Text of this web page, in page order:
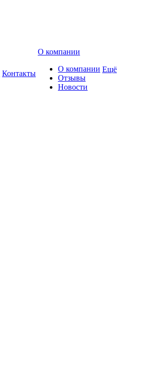
Контакты
О компании
О компании
Отзывы
Новости
Ещё